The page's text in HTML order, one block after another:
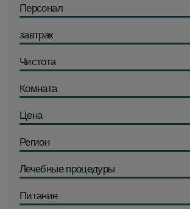
Персонал
завтрак
Чистота
Комната
Цена
Регион
Лечебные процедуры
Питание